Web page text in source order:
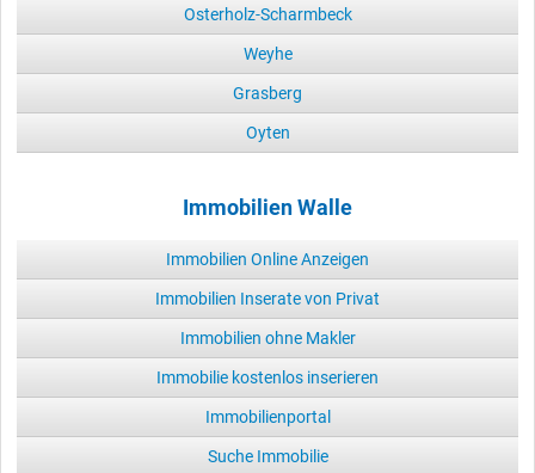
Osterholz-Scharmbeck
Weyhe
Grasberg
Oyten
Immobilien Walle
Immobilien Online Anzeigen
Immobilien Inserate von Privat
Immobilien ohne Makler
Immobilie kostenlos inserieren
Immobilienportal
Suche Immobilie